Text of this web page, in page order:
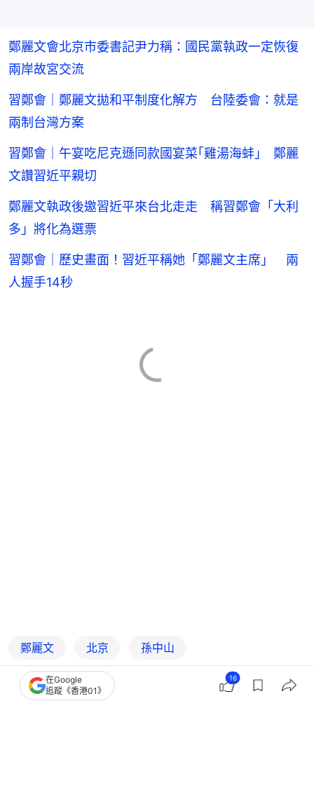
鄭麗文會北京市委書記尹力稱：國民黨執政一定恢復
兩岸故宮交流
習鄭會｜鄭麗文拋和平制度化解方 台陸委會：就是
兩制台灣方案
習鄭會｜午宴吃尼克遜同款國宴菜｢雞湯海蚌｣ 鄭麗
文讚習近平親切
鄭麗文執政後邀習近平來台北走走 稱習鄭會「大利
多」將化為選票
習鄭會｜歷史畫面！習近平稱她「鄭麗文主席」 兩
人握手14秒
鄭麗文 北京 孫中山
15
在Google
追蹤《香港01》
16